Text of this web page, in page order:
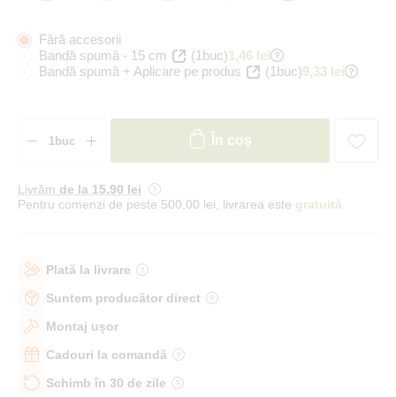
Fără accesorii
Bandă spumă - 15 cm
(1buc)1,46 lei
Bandă spumă + Aplicare pe produs
(1buc)9,33 lei
În coș
Livrăm de la 15,90 lei
Pentru comenzi de peste 500,00 lei, livrarea este gratuită
Plată la livrare
Suntem producător direct
Montaj ușor
Cadouri la comandă
Schimb în 30 de zile